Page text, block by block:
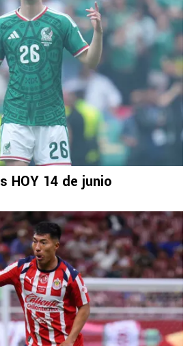
HOY 14 de junio